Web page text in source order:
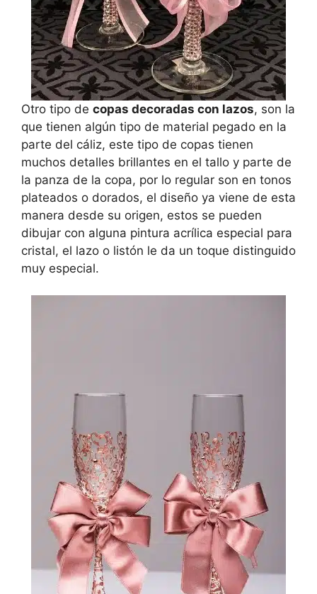
Otro tipo de copas decoradas con lazos, son la
que tienen algún tipo de material pegado en la
parte del cáliz, este tipo de copas tienen
muchos detalles brillantes en el tallo y parte de
la panza de la copa, por lo regular son en tonos
plateados o dorados, el diseño ya viene de esta
manera desde su origen, estos se pueden
dibujar con alguna pintura acrílica especial para
cristal, el lazo o listón le da un toque distinguido
muy especial.